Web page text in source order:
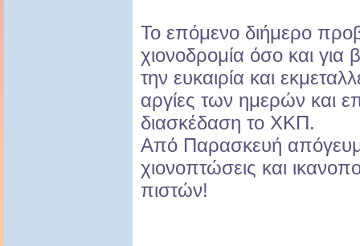
Το επόμενο διήμερο
χιονοδρομία όσο και
την ευκαιρία και
αργίες των ημερών και
διασκέδαση το ΧΚΠ.
Από Παρασκευή
χιονοπτώσεις και
πιστών!